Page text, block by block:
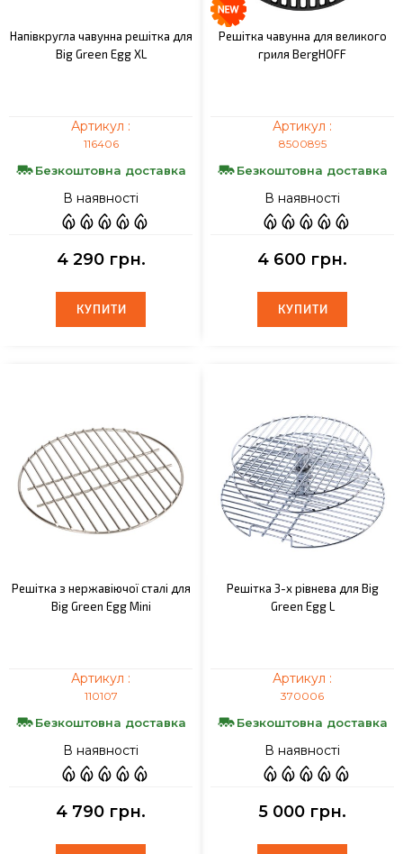
Напівкругла чавунна решітка для
Big Green Egg XL
Артикул :
116406
Безкоштовна доставка
В наявності
4 290 грн.
КУПИТИ
КУПИТИ
Решітка чавунна для великого
гриля BergHOFF
Артикул :
8500895
Безкоштовна доставка
В наявності
4 600 грн.
КУПИТИ
КУПИТИ
Решітка з нержавіючої сталі для
Big Green Egg Mini
Артикул :
110107
Безкоштовна доставка
В наявності
4 790 грн.
Решітка 3-х рівнева для Big
Green Egg L
Артикул :
370006
Безкоштовна доставка
В наявності
5 000 грн.